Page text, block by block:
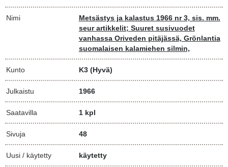
Nimi
Metsästys ja kalastus 1966 nr 3, sis. mm.
seur artikkelit; Suuret susivuodet
vanhassa Oriveden pitäjässä, Grönlantia
suomalaisen kalamiehen silmin,
Kunto K3 (Hyvä)
Julkaistu 1966
Saatavilla 1 kpl
Sivuja 48
Uusi / käytetty käytetty